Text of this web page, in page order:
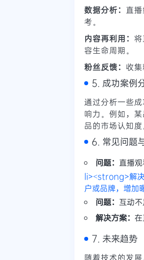
数据分析： 直
考。
内容再利用：
容生命周期。
粉丝反馈： 收
5. 成功案例
通过分析一些
响力。例如，
品的市场认知度
6. 常见问题
问题： 直播
li><strong>解
户或品牌，增加
问题： 互动
解决方案：
7. 未来趋势
随着技术的发